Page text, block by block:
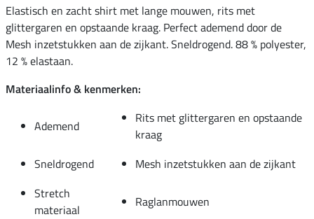
Elastisch en zacht shirt met lange mouwen, rits met
glittergaren en opstaande kraag. Perfect ademend door de
Mesh inzetstukken aan de zijkant. Sneldrogend. 88 % polyester,
12 % elastaan.
Materiaalinfo & kenmerken:
Ademend
Rits met glittergaren en opstaande
kraag
Sneldrogend
Mesh inzetstukken aan de zijkant
Stretch
materiaal
Raglanmouwen